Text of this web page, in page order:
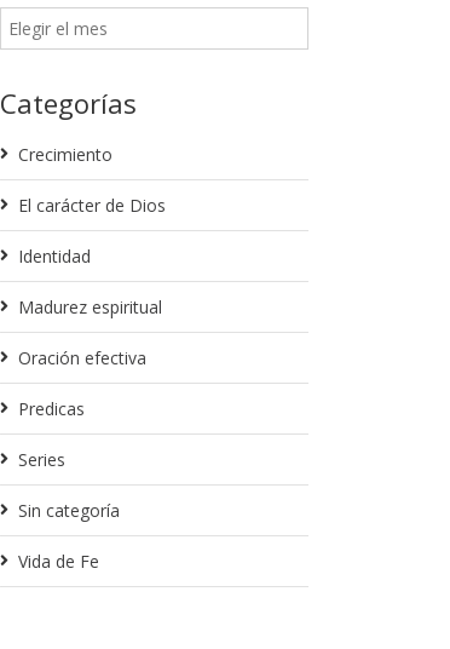
Categorías
Crecimiento
El carácter de Dios
Identidad
Madurez espiritual
Oración efectiva
Predicas
Series
Sin categoría
Vida de Fe